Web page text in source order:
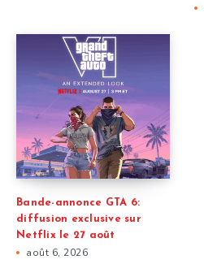
Bande-annonce GTA 6:
diffusion exclusive sur
Netflix le 27 août
août 6, 2026